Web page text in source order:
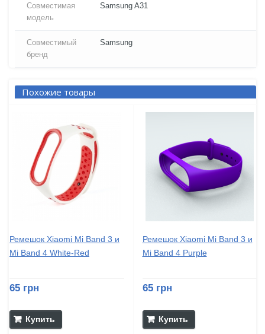
Совместимая
модель
Samsung A31
Совместимый
бренд
Samsung
Похожие товары
Ремешок Xiaomi Mi Band 3 и
Mi Band 4 White-Red
65 грн
Купить
Ремешок Xiaomi Mi Band 3 и
Mi Band 4 Purple
65 грн
Купить